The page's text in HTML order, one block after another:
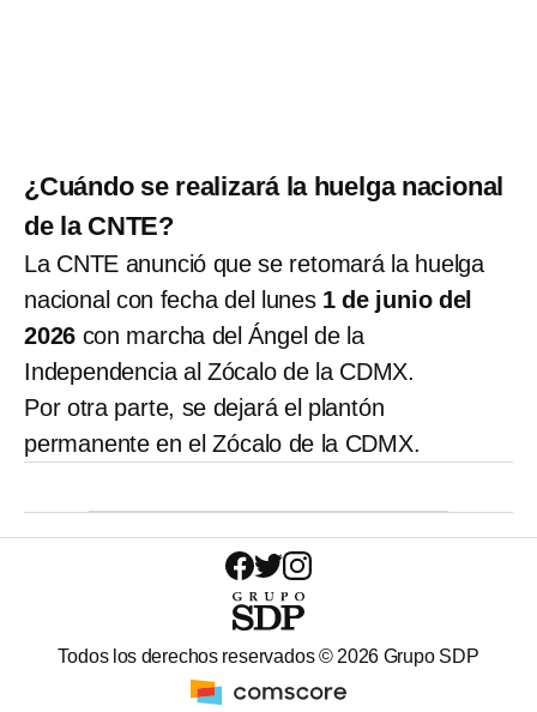
¿Cuándo se realizará la huelga nacional
de la CNTE?
La CNTE anunció que se retomará la huelga
nacional con fecha del lunes1 de junio del
2026 con marcha del Ángel de la
Independencia al Zócalo de la CDMX.
Por otra parte, se dejará el plantón
permanente en el Zócalo de la CDMX.
Todos los derechos reservados © 2026 Grupo SDP